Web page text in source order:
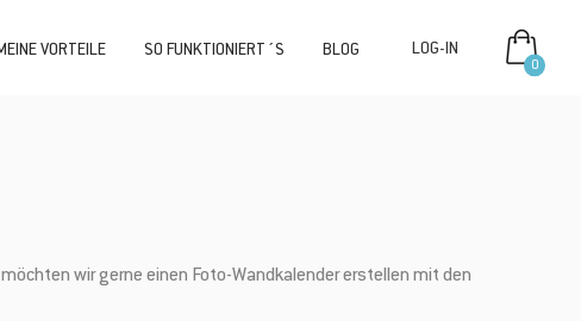
VORTEILE SO FUNKTIONIERT´S BLOG
0
wir gerne einen Foto-Wandkalender erstellen mit den